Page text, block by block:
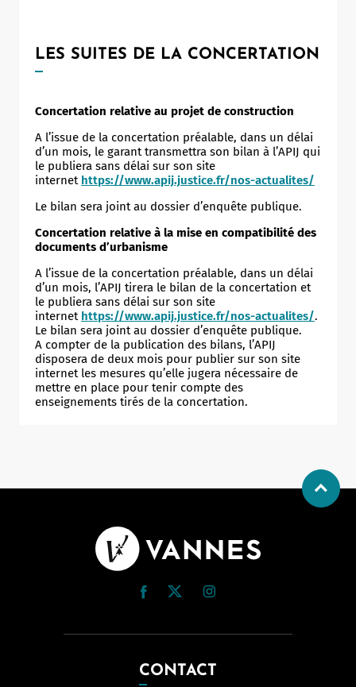
LES SUITES DE LA CONCERTATION
Concertation relative au projet de construction
A l’issue de la concertation préalable, dans un délai
d’un mois, le garant transmettra son bilan à l’APIJ qui
le publiera sans délai sur son site
internet https://www.apij.justice.fr/nos-actualites/
Le bilan sera joint au dossier d’enquête publique.
Concertation relative à la mise en compatibilité des
documents d’urbanisme
A l’issue de la concertation préalable, dans un délai
d’un mois, l’APIJ tirera le bilan de la concertation et
le publiera sans délai sur son site
internet https://www.apij.justice.fr/nos-actualites/.
Le bilan sera joint au dossier d’enquête publique.
A compter de la publication des bilans, l’APIJ
disposera de deux mois pour publier sur son site
internet les mesures qu’elle jugera nécessaire de
mettre en place pour tenir compte des
enseignements tirés de la concertation.
CONTACT